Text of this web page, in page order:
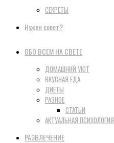
СЕКРЕТЫ
Нужен совет?
ОБО ВСЕМ НА СВЕТЕ
ДОМАШНИЙ УЮТ
ВКУСНАЯ ЕДА
ДИЕТЫ
РАЗНОЕ
СТАТЬИ
АКТУАЛЬНАЯ ПСИХОЛОГИЯ
РАЗВЛЕЧЕНИЕ